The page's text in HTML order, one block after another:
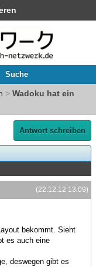
Suche
> Wadoku hat ein
Antwort schreiben
(22.12.12 13:09)
bekommt. Sieht
es auch eine
deswegen gibt es